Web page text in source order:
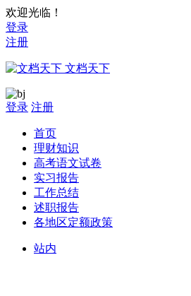
欢迎光临！
登录
注册
文档天下
登录 注册
首页
理财知识
高考语文试卷
实习报告
工作总结
述职报告
各地区定额政策
站内